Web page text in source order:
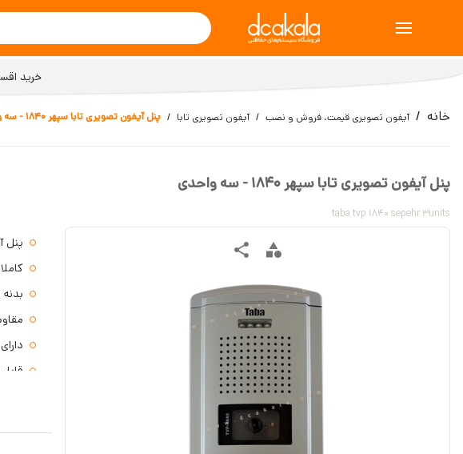
خرید
خانه آیفون تصویری قیمت، فروش و نصب آیفون تصویری تابا پنل آیفون تصویری تابا سپهر 1840 - سه واحدی
پنل آیفون تصویری تابا سپهر 1840 - سه واحدی
taba tvp 1840 sepehr 3units
پنل